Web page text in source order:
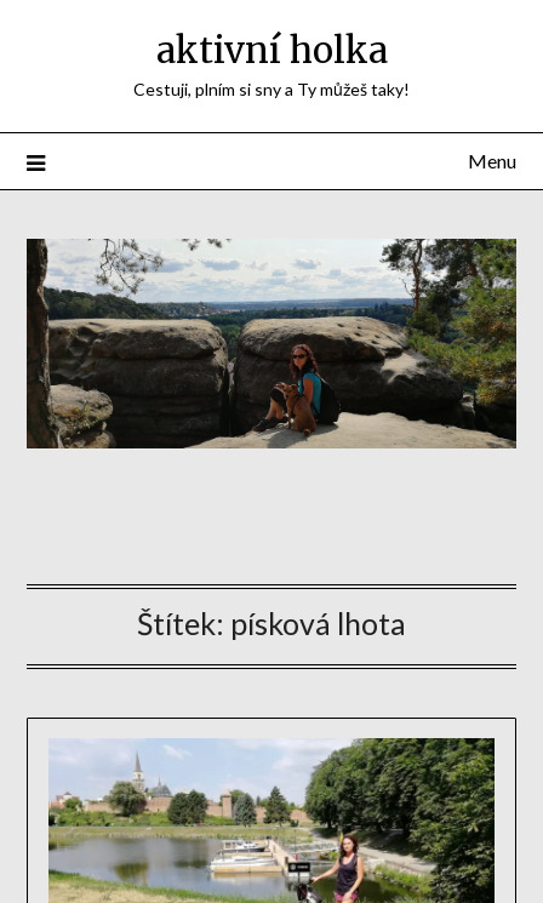
aktivní holka
Cestuji, plním si sny a Ty můžeš taky!
Menu
Štítek: písková lhota